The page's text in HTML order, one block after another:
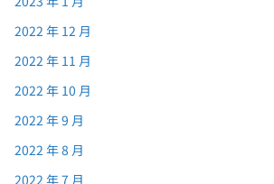
2022 年 12 月
2022 年 11 月
2022 年 10 月
2022 年 9 月
2022 年 8 月
2022 年 7 月